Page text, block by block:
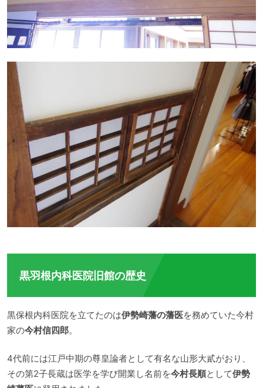
黒羽根内科医院旧館の歴史
黒保根内科医院を立てたのは伊勢崎藩の藩医を務めていた今村
家の今村信四郎。
4代前には江戸中期の尊皇論者として有名な山形大貳がおり、
その第2子長蔵は医学を学び開業し名前を今村長順として伊勢